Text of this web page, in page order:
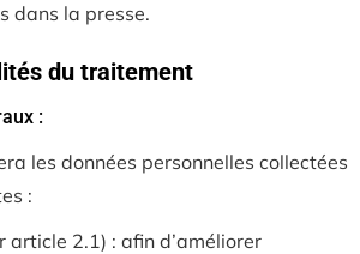
dans la presse.
du traitement
:
les données personnelles collectées
:
article 2.1) : afin d’améliorer